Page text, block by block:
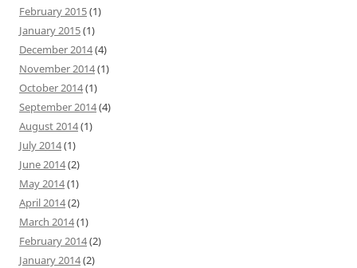
February 2015(1)
January 2015(1)
December 2014(4)
November 2014(1)
October 2014(1)
September 2014(4)
August 2014(1)
July 2014(1)
June 2014(2)
May 2014(1)
April 2014(2)
March 2014(1)
February 2014(2)
January 2014(2)